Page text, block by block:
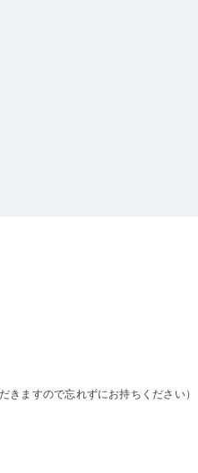
きますので忘れずにお持ちください）